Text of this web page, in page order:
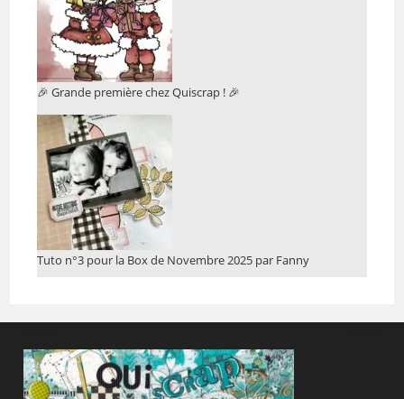
🎉 Grande première chez Quiscrap ! 🎉
Tuto n°3 pour la Box de Novembre 2025 par Fanny